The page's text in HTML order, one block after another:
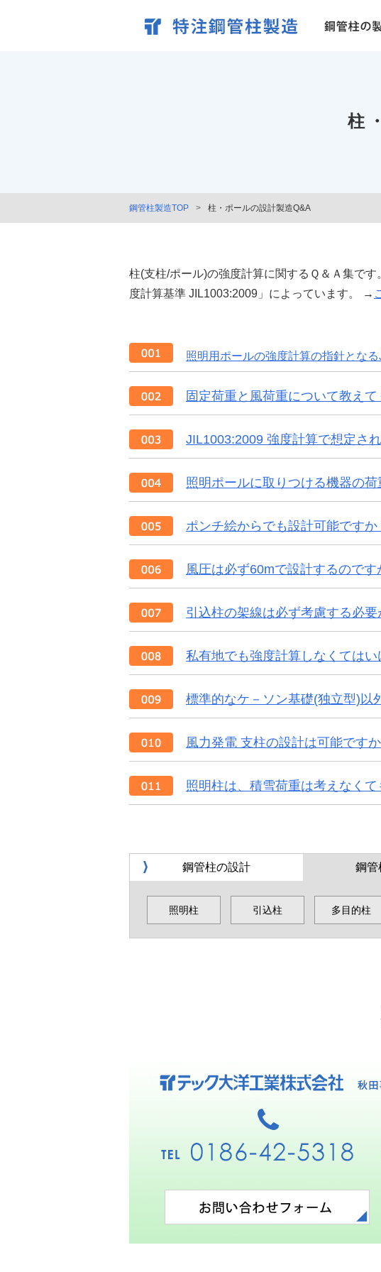
柱
鋼管柱製造TOP 柱・ポールの設計製造Q&A
柱(支柱/ポール)の強度計算に関するＱ＆Ａ集で
度計算基準 JIL1003:2009」によっています。 →
照明用ポールの強度計算の指針となる
固定荷重と風荷重について教えて
JIL1003:2009 強度計算で想定さ
照明ポールに取りつける機器の
ポンチ絵からでも設計可能ですか
風圧は必ず60mで設計するのです
引込柱の架線は必ず考慮する必要
私有地でも強度計算しなくてはい
標準的なケ－ソン基礎(独立型)以
風力発電 支柱の設計は可能ですか
照明柱は、積雪荷重は考えなくて
鋼管柱の設計 鋼管
照明柱 引込柱 多目的柱